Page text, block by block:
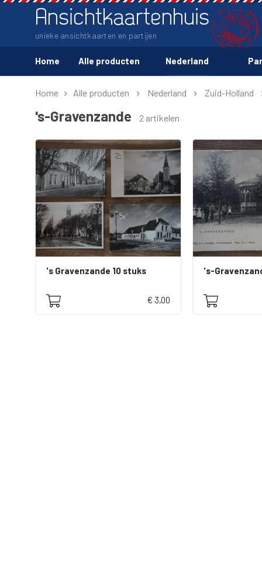
Ansichtkaartenhuis
unieke ansichtkaarten en partijen
Home Alle producten Nederland
Home Alle producten Nederland Zuid-Holland
's-Gravenzande 2 artikelen
's Gravenzande 10 stuks
€ 3,00
's-